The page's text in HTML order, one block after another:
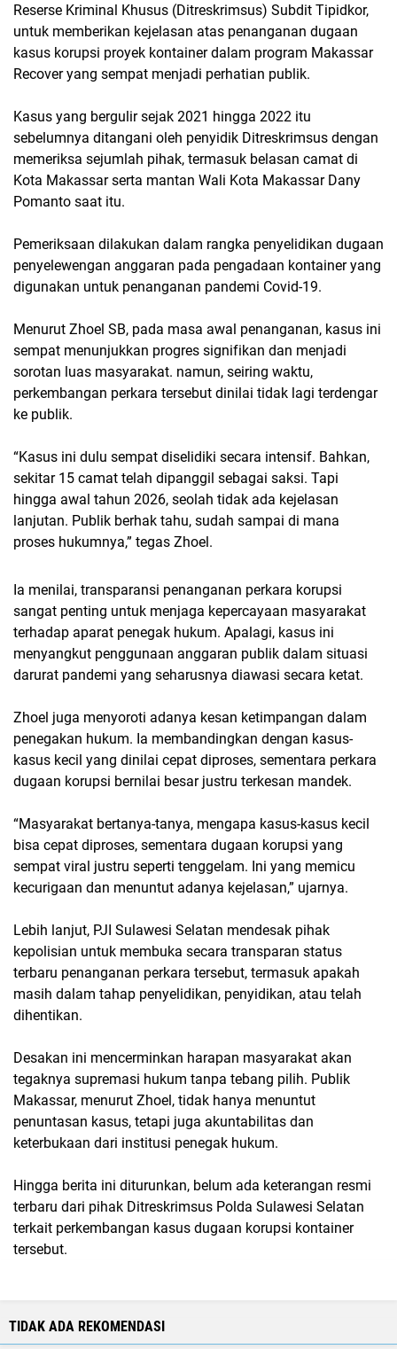
Reserse Kriminal Khusus (Ditreskrimsus) Subdit Tipidkor,
untuk memberikan kejelasan atas penanganan dugaan
kasus korupsi proyek kontainer dalam program Makassar
Recover yang sempat menjadi perhatian publik.
Kasus yang bergulir sejak 2021 hingga 2022 itu
sebelumnya ditangani oleh penyidik Ditreskrimsus dengan
memeriksa sejumlah pihak, termasuk belasan camat di
Kota Makassar serta mantan Wali Kota Makassar Dany
Pomanto saat itu.
Pemeriksaan dilakukan dalam rangka penyelidikan dugaan
penyelewengan anggaran pada pengadaan kontainer yang
digunakan untuk penanganan pandemi Covid-19.
Menurut Zhoel SB, pada masa awal penanganan, kasus ini
sempat menunjukkan progres signifikan dan menjadi
sorotan luas masyarakat. namun, seiring waktu,
perkembangan perkara tersebut dinilai tidak lagi terdengar
ke publik.
“Kasus ini dulu sempat diselidiki secara intensif. Bahkan,
sekitar 15 camat telah dipanggil sebagai saksi. Tapi
hingga awal tahun 2026, seolah tidak ada kejelasan
lanjutan. Publik berhak tahu, sudah sampai di mana
proses hukumnya,” tegas Zhoel.
Ia menilai, transparansi penanganan perkara korupsi
sangat penting untuk menjaga kepercayaan masyarakat
terhadap aparat penegak hukum. Apalagi, kasus ini
menyangkut penggunaan anggaran publik dalam situasi
darurat pandemi yang seharusnya diawasi secara ketat.
Zhoel juga menyoroti adanya kesan ketimpangan dalam
penegakan hukum. Ia membandingkan dengan kasus-
kasus kecil yang dinilai cepat diproses, sementara perkara
dugaan korupsi bernilai besar justru terkesan mandek.
“Masyarakat bertanya-tanya, mengapa kasus-kasus kecil
bisa cepat diproses, sementara dugaan korupsi yang
sempat viral justru seperti tenggelam. Ini yang memicu
kecurigaan dan menuntut adanya kejelasan,” ujarnya.
Lebih lanjut, PJI Sulawesi Selatan mendesak pihak
kepolisian untuk membuka secara transparan status
terbaru penanganan perkara tersebut, termasuk apakah
masih dalam tahap penyelidikan, penyidikan, atau telah
dihentikan.
Desakan ini mencerminkan harapan masyarakat akan
tegaknya supremasi hukum tanpa tebang pilih. Publik
Makassar, menurut Zhoel, tidak hanya menuntut
penuntasan kasus, tetapi juga akuntabilitas dan
keterbukaan dari institusi penegak hukum.
Hingga berita ini diturunkan, belum ada keterangan resmi
terbaru dari pihak Ditreskrimsus Polda Sulawesi Selatan
terkait perkembangan kasus dugaan korupsi kontainer
tersebut.
TIDAK ADA REKOMENDASI